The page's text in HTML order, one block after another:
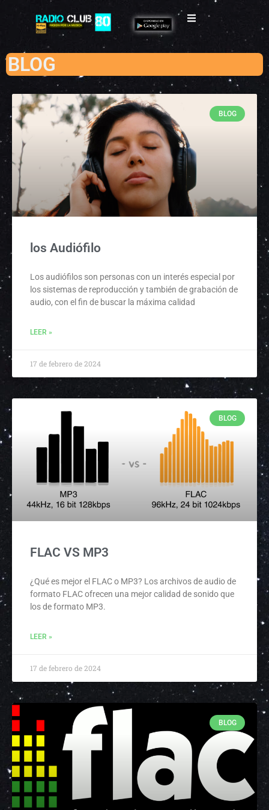
BLOG
BLOG
los Audiófilo
Los audiófilos son personas con un interés especial por
los sistemas de reproducción y también de grabación de
audio, con el fin de buscar la máxima calidad
LEER »
17 de febrero de 2024
BLOG
FLAC VS MP3
¿Qué es mejor el FLAC o MP3? Los archivos de audio de
formato FLAC ofrecen una mejor calidad de sonido que
los de formato MP3.
LEER »
17 de febrero de 2024
BLOG